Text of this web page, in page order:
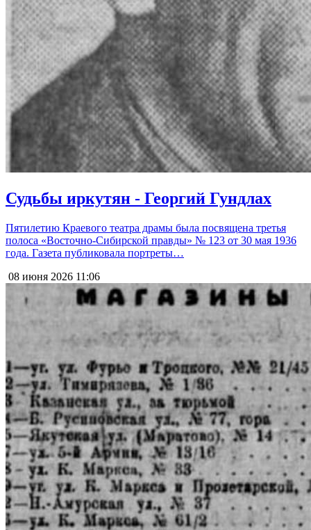
Судьбы иркутян - Георгий Гундлах
Пятилетию Краевого театра драмы была посвящена третья
полоса «Восточно-Сибирской правды» № 123 от 30 мая 1936
года. Газета публиковала портреты…
08 июня 2026 11:06